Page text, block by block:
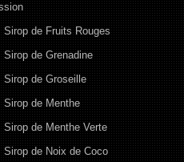
Sirop de Fruits Rouges
Sirop de Grenadine
Sirop de Groseille
Sirop de Menthe
Sirop de Menthe Verte
Sirop de Noix de Coco